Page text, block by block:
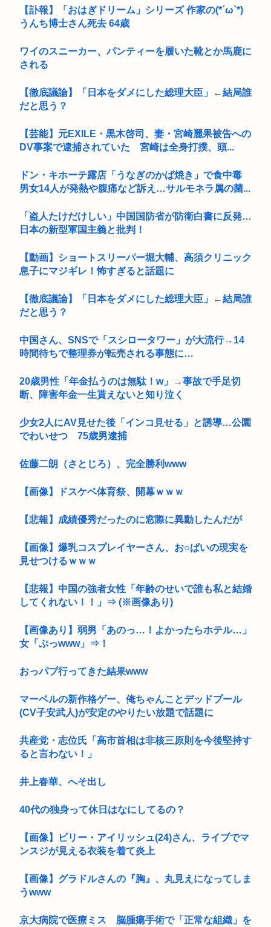
【訃報】「おはぎドリーム」シリーズ 作家の(*´ω`*)
うんち博士さん死去 64歳
ワイのスニーカー、パンティーを履いた靴とか馬鹿に
される
【徹底議論】「日本をダメにした総理大臣」←結局誰
だと思う？
【芸能】元EXILE・黒木啓司、妻・宮崎麗果被告への
DV事案で逮捕されていた 宮崎は全身打撲、頭...
ドン・キホーテ露店「うなぎのかば焼き」で食中毒
男女14人が発熱や腹痛など訴え…サルモネラ属の菌...
「盗人たけだけしい」中国国防省が防衛白書に反発…
日本の新型軍国主義と批判！
【動画】ショートスリーパー堀大輔、高須クリニック
息子にマジギレ！怖すぎると話題に
【徹底議論】「日本をダメにした総理大臣」←結局誰
だと思う？
中国さん、SNSで「スシロータワー」が大流行→14
時間待ちで整理券が転売される事態に…
20歳男性「年金払うのは無駄！w」→事故で手足切
断、障害年金一生貰えないと知り泣く
少女2人にAV見せた後「インコ見せる」と誘導…公園
でわいせつ 75歳男逮捕
佐藤二朗（さとじろ）、完全勝利www
【画像】ドスケベ体育祭、開幕ｗｗｗ
【悲報】成績優秀だったのに窓際に異動したんだが
【画像】爆乳コスプレイヤーさん、お○ぱいの現実を
見せつけるｗｗｗ
【悲報】中国の強者女性「年齢のせいで誰も私と結婚
してくれない！！」⇒ (※画像あり)
【画像あり】弱男「あのっ…！よかったらホテル…」
女「ぷっwww」⇒！
おっパブ行ってきた結果www
マーベルの新作格ゲー、俺ちゃんことデッドプール
(CV子安武人)が安定のやりたい放題で話題に
共産党・志位氏「高市首相は非核三原則を今後堅持す
ると言わない！」
井上春華、へそ出し
40代の独身って休日はなにしてるの？
【画像】ビリー・アイリッシュ(24)さん、ライブでマ
ンスジが見える衣装を着て炎上
【画像】グラドルさんの『胸』、丸見えになってしま
うwww
京大病院で医療ミス 脳腫瘍手術で「正常な組織」を